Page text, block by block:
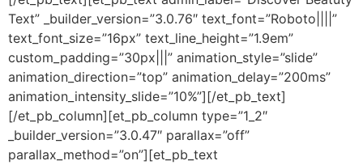
Text” _builder_version=”3.0.76″ text_font=”Roboto||||”
text_font_size=”16px” text_line_height=”1.9em”
custom_padding=”30px|||” animation_style=”slide”
animation_direction=”top” animation_delay=”200ms”
animation_intensity_slide=”10%”][/et_pb_text]
[/et_pb_column][et_pb_column type=”1_2″
_builder_version=”3.0.47″ parallax=”off”
parallax_method=”on”][et_pb_text